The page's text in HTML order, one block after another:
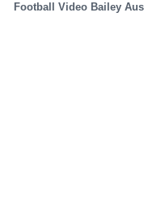
Football Video Bailey